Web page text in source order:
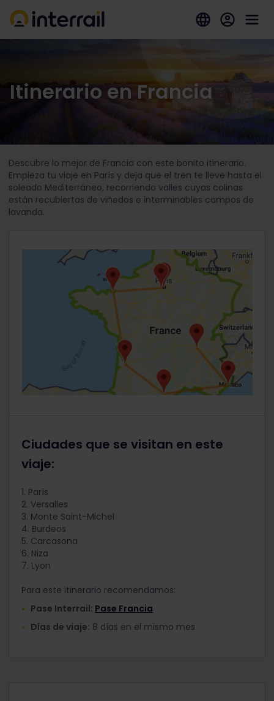
Itinerario en Francia
Descubre lo mejor de Francia con este bonito itinerario.
Empieza tu viaje en París y deja que el tren te lleve hasta el
soleado Mediterráneo, recorriendo valles cuyas colinas
están recubiertas de viñedos e interminables campos de
lavanda.
Ciudades que se visitan en este
viaje:
1. París
2. Versalles
3. Monte Saint-Michel
4. Burdeos
5. Carcasona
6. Niza
7. Lyon
Para este itinerario recomendamos:
Pase Interrail: Pase Francia
Días de viaje: 8 días en el mismo mes